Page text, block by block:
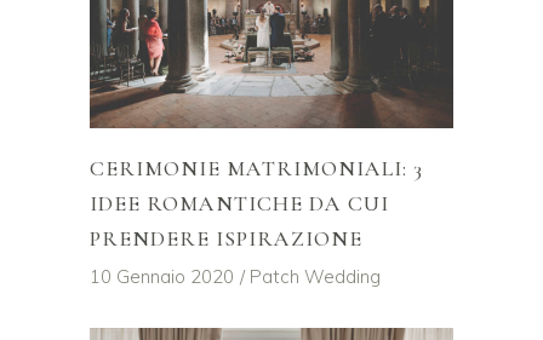
CERIMONIE MATRIMONIALI: 3
IDEE ROMANTICHE DA CUI
PRENDERE ISPIRAZIONE
10 Gennaio 2020 Patch Wedding